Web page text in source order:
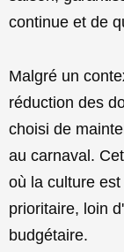
continue et de
Malgré un
réduction des
choisi de
au carnaval.
où la culture
prioritaire, loin
budgétaire.